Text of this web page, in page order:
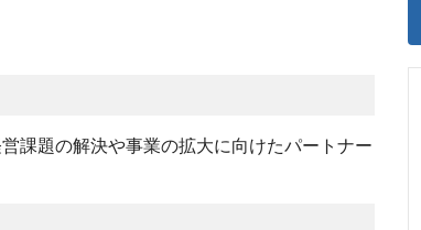
課題の解決や事業の拡大に向けたパートナー